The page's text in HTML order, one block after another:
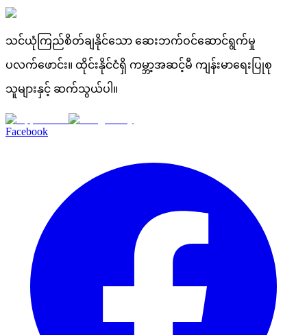
သင်ယုံကြည်စိတ်ချနိုင်သော ဆေးဘက်ဝင်ဆောင်ရွက်မှု
ပလက်ဖောင်း။ ထိုင်းနိုင်ငံရှိ ကမ္ဘာ့အဆင့်မီ ကျန်းမာရေးပြုစု
သူများနှင့် ဆက်သွယ်ပါ။
Facebook